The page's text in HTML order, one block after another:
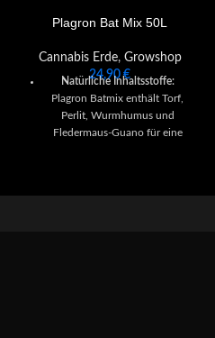
Plagron Bat Mix 50L
Cannabis Erde, Growshop
24,90€
Natürliche Inhaltsstoffe:
Plagron Batmix enthält Torf,
Perlit, Wurmhumus und
Fledermaus-Guano für eine